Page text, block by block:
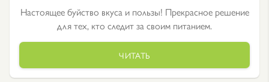
Настоящее буйство вкуса и пользы! Прекрасное решение
для тех, кто следит за своим питанием.
ЧИТАТЬ